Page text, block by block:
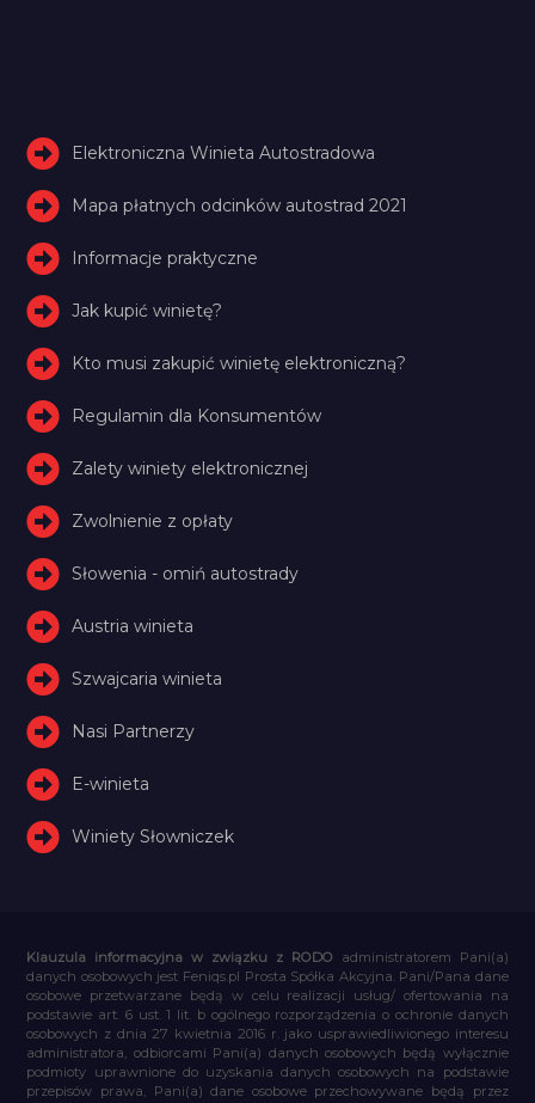
Elektroniczna Winieta Autostradowa
Mapa płatnych odcinków autostrad 2021
Informacje praktyczne
Jak kupić winietę?
Kto musi zakupić winietę elektroniczną?
Regulamin dla Konsumentów
Zalety winiety elektronicznej
Zwolnienie z opłaty
Słowenia - omiń autostrady
Austria winieta
Szwajcaria winieta
Nasi Partnerzy
E-winieta
Winiety Słowniczek
Klauzula informacyjna w związku z RODO administratorem Pani(a)
danych osobowych jest Feniqs.pl Prosta Spółka Akcyjna. Pani/Pana dane
osobowe przetwarzane będą w celu realizacji usług/ ofertowania na
podstawie art. 6 ust. 1 lit. b ogólnego rozporządzenia o ochronie danych
osobowych z dnia 27 kwietnia 2016 r. jako usprawiedliwionego interesu
administratora, odbiorcami Pani(a) danych osobowych będą wyłącznie
podmioty uprawnione do uzyskania danych osobowych na podstawie
przepisów prawa, Pani(a) dane osobowe przechowywane będą przez